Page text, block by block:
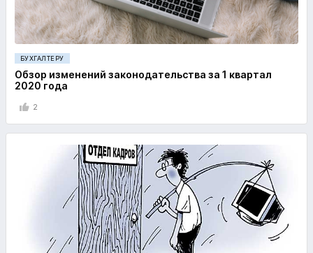
БУХГАЛТЕРУ
Обзор изменений законодательства за 1 квартал
2020 года
2